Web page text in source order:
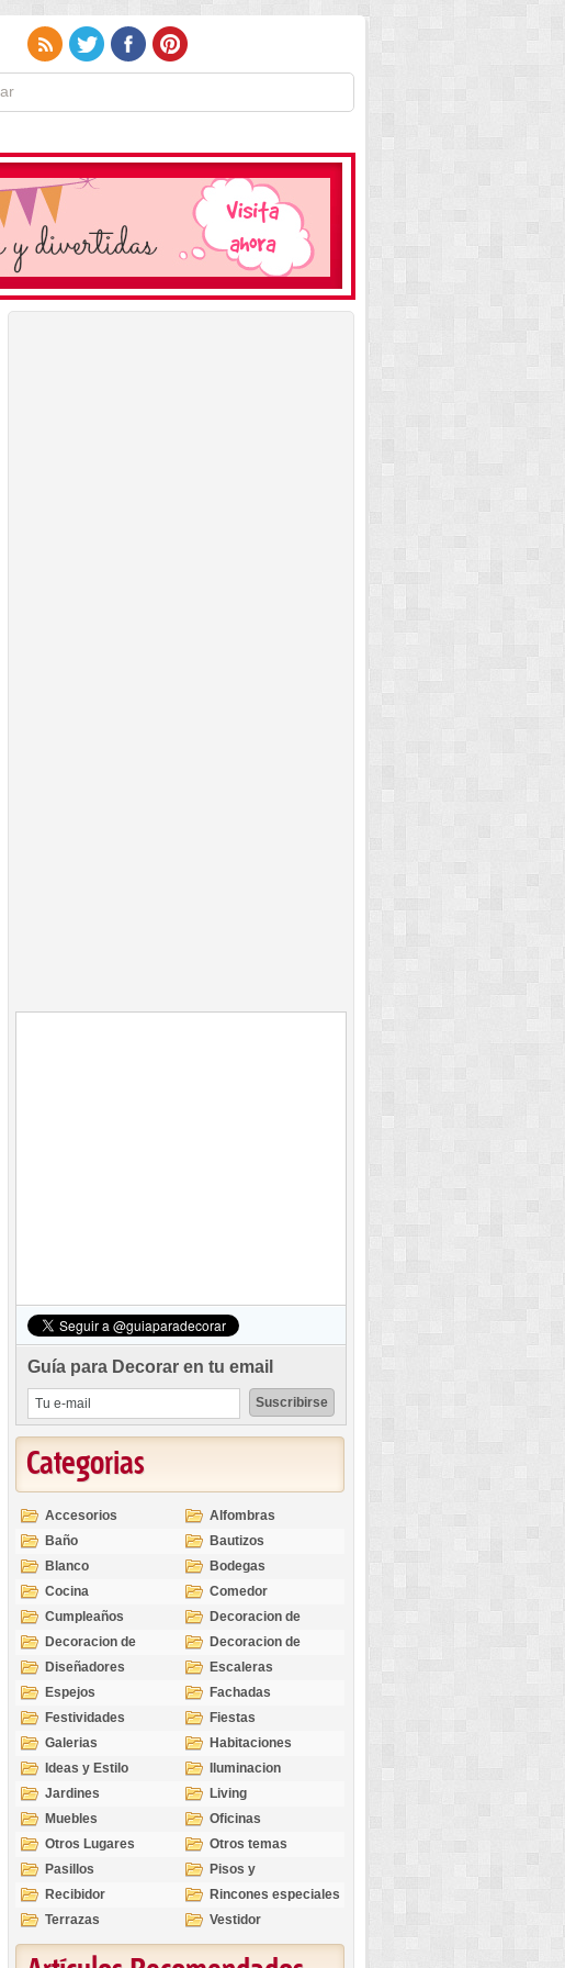
Guía para Decorar en tu email
Categorias
Accesorios
Alfombras
Baño
Bautizos
Blanco
Bodegas
Cocina
Comedor
Cumpleaños
Decoracion de
Exteriores
Decoracion de
Interiores
Decoracion de
Ocasiones
Diseñadores
Escaleras
Espejos
Fachadas
Festividades
Fiestas
Galerias
Habitaciones
Ideas y Estilo
Iluminacion
Jardines
Living
Muebles
Oficinas
Otros Lugares
Otros temas
Pasillos
Pisos y
revestimientos
Recibidor
Rincones especiales
Terrazas
Vestidor